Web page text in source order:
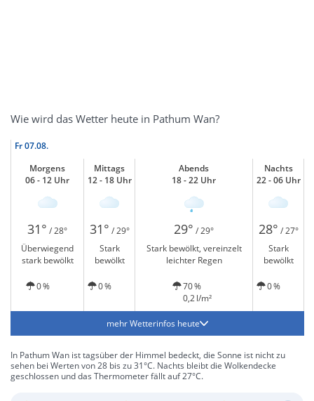
Wie wird das Wetter heute in Pathum Wan?
Fr07.08.
Morgens
06 - 12 Uhr
Mittags
12 - 18 Uhr
Abends
18 - 22 Uhr
Nachts
22 - 06 Uhr
31° / 28° 31° / 29° 29° / 29° 28° / 27°
Überwiegend
stark bewölkt
Stark
bewölkt
Stark bewölkt, vereinzelt
leichter Regen
Stark
bewölkt
0 % 0 %
70 %
0,2 l/m²
0 %
mehr Wetterinfos heute
In Pathum Wan ist tagsüber der Himmel bedeckt, die Sonne ist nicht zu
sehen bei Werten von 28 bis zu 31°C. Nachts bleibt die Wolkendecke
geschlossen und das Thermometer fällt auf 27°C.